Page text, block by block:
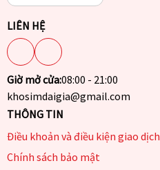
LIÊN HỆ
Giờ mở cửa:08:00 - 21:00
khosimdaigia@gmail.com
THÔNG TIN
Điều khoản và điều kiện giao dịch
Chính sách bảo mật